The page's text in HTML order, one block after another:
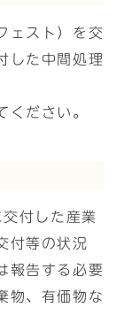
ェスト）を交
した中間処理
ください。
付した産業
付等の状況
報告する必要
物、有価物な